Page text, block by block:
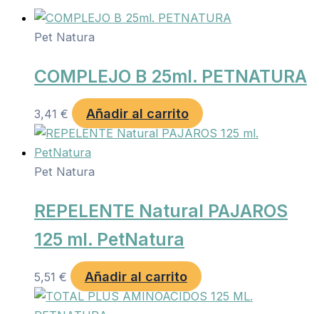
Pet Natura
COMPLEJO B 25ml. PETNATURA
3,41 € Añadir al carrito
Pet Natura
REPELENTE Natural PAJAROS
125 ml. PetNatura
5,51 € Añadir al carrito